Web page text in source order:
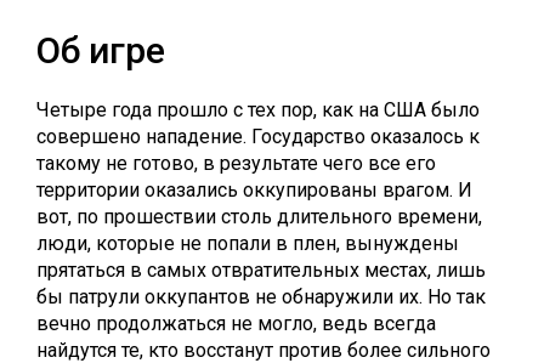
Об игре
Четыре года прошло с тех пор, как на США было
совершено нападение. Государство оказалось к
такому не готово, в результате чего все его
территории оказались оккупированы врагом. И
вот, по прошествии столь длительного времени,
люди, которые не попали в плен, вынуждены
прятаться в самых отвратительных местах, лишь
бы патрули оккупантов не обнаружили их. Но так
вечно продолжаться не могло, ведь всегда
найдутся те, кто восстанут против более сильного